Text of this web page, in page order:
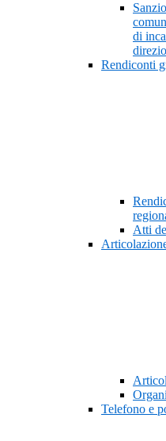
di
Rendiconti
Atti
Telefono e